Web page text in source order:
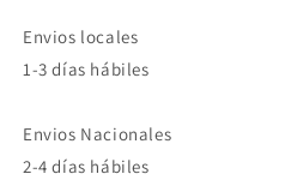
Envios locales
1-3 días hábiles
Envios Nacionales
2-4 días hábiles